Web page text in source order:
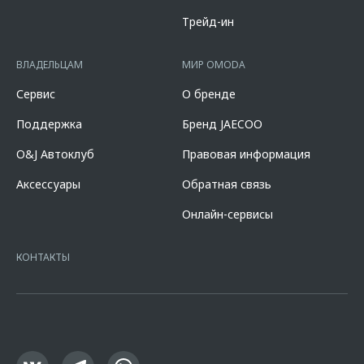
14,600%, на диапазонах первоначального взноса от 10,000% до
90,000% от стоимости автомобиля, при сроке кредита от 12 до 96
кредита в % годовых составляет от 10,507% до 11,151%. % ставка
составляет 7,700% при первоначальном взносе 50,000% от
стоимости автомобиля, при сроке кредита 60 мес. и определяется
индивидуально. Указанное предложение действует в случае
оформления полиса КАСКО. При отказе от полиса КАСКО/отсутствии
пролонгации процентная ставка увеличится на 3%. Оценивайте свои
финансовые возможности и риски. Подробнее уточняйте в
официальных дилерских центрах «Omoda». Изучите все условия
кредита в разделе «Кредит на покупку автомобиля у дилера» на
сайте банкаhttps://alfabank.ru/get-money/auto-loan/dealers/?
7728168971 ОГРН 1027700067328 место нахождение 107078, г.
офертой.
Трейд-ин
ВЛАДЕЛЬЦАМ
Сервис
Поддержка
O&J Автоклуб
Аксессуары
МИР OMODA
О бренде
Бренд JAECOO
Правовая информация
Обратная связь
Онлайн-сервисы
КОНТАКТЫ